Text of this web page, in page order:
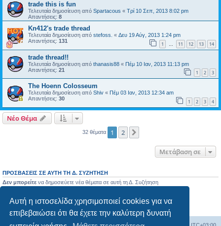
Αυτή η ιστοσελίδα χρησιμοποιεί cookies για να
επιβεβαιώσει ότι θα έχετε την καλύτερη δυνατή
trade this is fun
Τελευταία δημοσίευση από Spartacous « Τρί 10 Σεπ, 2013 8:02 pm
Απαντήσεις: 8
Kn412's trade thread
Τελευταία δημοσίευση από stefoss. « Δευ 19 Αύγ, 2013 1:24 pm
Απαντήσεις: 131 1 … 11 12 13 14
trade thread!!
Τελευταία δημοσίευση από thanasis88 « Πέμ 10 Ιαν, 2013 11:13 pm
Απαντήσεις: 21 1 2 3
The Hoenn Colosseum
Τελευταία δημοσίευση από Shiv « Πέμ 03 Ιαν, 2013 12:34 am
Απαντήσεις: 30 1 2 3 4
Νέο Θέμα
32 θέματα 1 2
Μετάβαση σε
ΠΡΟΣΒΆΣΕΙΣ ΣΕ ΑΥΤΉ ΤΗ Δ. ΣΥΖΉΤΗΣΗ
Δεν μπορείτε να δημοσιεύετε νέα θέματα σε αυτή τη Δ. Συζήτηση
Δεν μπορείτενα διαγράφετε τις δημοσιεύσεις σας σε αυτή τη Δ. Συζήτηση
Δεν μπορείτε
να επισυνάπτετε αρχεία σε αυτή τη Δ. Συζήτηση
Ευρετήριο Δ. Συζήτησης Όλοι οι χρόνοι είναι UTC+03:00